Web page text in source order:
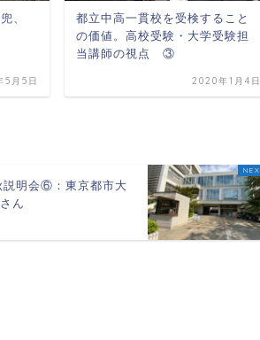
、
5月5日
都立中高一貫校を受検すること
の価値。高校受験・大学受験担
当講師の視点 ③
2020年1月4日
説明会⑥：東京都市大
ん